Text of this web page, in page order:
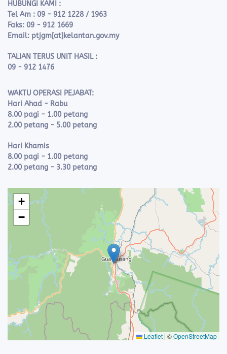
HUBUNGI KAMI :
Tel Am : 09 - 912 1228 / 1963
Faks: 09 - 912 1669
Email: ptjgm[at]kelantan.gov.my
TALIAN TERUS UNIT HASIL :
09 - 912 1476
WAKTU OPERASI PEJABAT:
Hari Ahad - Rabu
8.00 pagi - 1.00 petang
2.00 petang - 5.00 petang
Hari Khamis
8.00 pagi - 1.00 petang
2.00 petang - 3.30 petang
+
−
Leaflet | ©OpenStreetMap